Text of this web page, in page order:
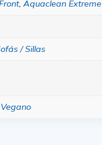
,Aquaclean Extreme
/ Sillas
Vegano